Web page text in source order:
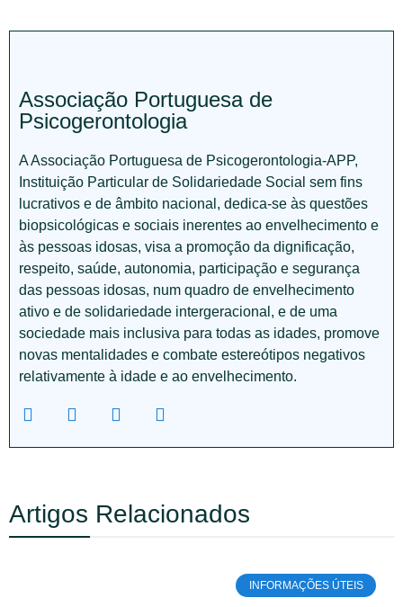
Associação Portuguesa de
Psicogerontologia
A Associação Portuguesa de Psicogerontologia-APP,
Instituição Particular de Solidariedade Social sem fins
lucrativos e de âmbito nacional, dedica-se às questões
biopsicológicas e sociais inerentes ao envelhecimento e
às pessoas idosas, visa a promoção da dignificação,
respeito, saúde, autonomia, participação e segurança
das pessoas idosas, num quadro de envelhecimento
ativo e de solidariedade intergeracional, e de uma
sociedade mais inclusiva para todas as idades, promove
novas mentalidades e combate estereótipos negativos
relativamente à idade e ao envelhecimento.
Artigos Relacionados
INFORMAÇÕES ÚTEIS